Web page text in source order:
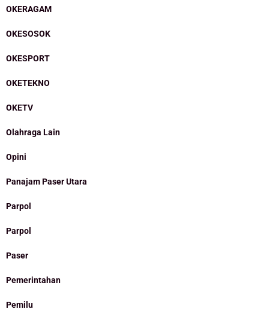
OKERAGAM
OKESOSOK
OKESPORT
OKETEKNO
OKETV
Olahraga Lain
Opini
Panajam Paser Utara
Parpol
Parpol
Paser
Pemerintahan
Pemilu